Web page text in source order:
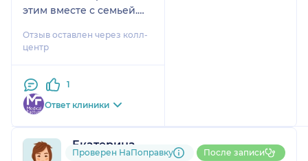
этим вместе с семьей.
профессионализм врача
можно оценить на 5. На
доктор был очень
внимателен и вежливо
разговаривал, да и
психотерапевт устроил
Отзыв оставлен через колл-
центр
1
Ответ клиники
Екатерина
5 отзывов и2 оценки
Проверен НаПоправку После записи